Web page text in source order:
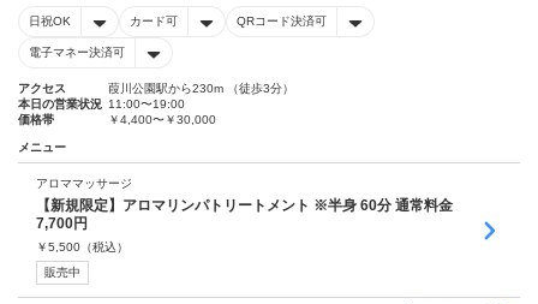
日祝OK カード可 QRコード決済可
電子マネー決済可
アクセス
葭川公園駅から230m （徒歩3分）
本日の営業状況 11:00〜19:00
価格帯
￥4,400〜￥30,000
メニュー
アロママッサージ
【新規限定】アロマリンパトリートメント ※半身 60分 通常料金
7,700円
￥5,500 （税込）
販売中